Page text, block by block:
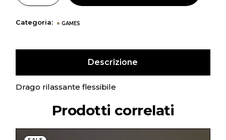
Categoria: GAMES
Descrizione
Drago rilassante flessibile
Prodotti correlati